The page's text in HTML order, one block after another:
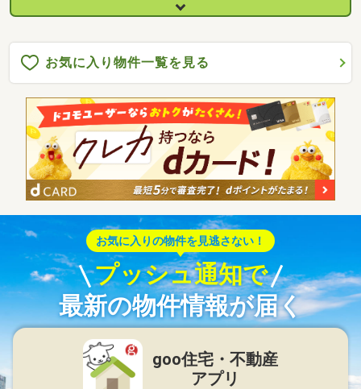
お気に入り物件一覧を見る
お気に入りの物件を見逃さない！
プッシュ通知で
最新の物件情報が届く
goo住宅・不動産
アプリ